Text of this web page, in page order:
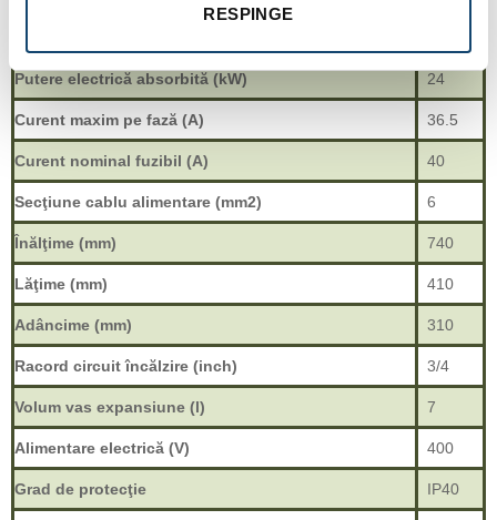
RESPINGE
Putere electrică absorbită (kW) 24
Curent maxim pe fază (A) 36.5
Curent nominal fuzibil (A) 40
Secţiune cablu alimentare (mm2) 6
Înălţime (mm) 740
Lăţime (mm) 410
Adâncime (mm) 310
Racord circuit încălzire (inch) 3/4
Volum vas expansiune (l) 7
Alimentare electrică (V) 400
Grad de protecţie IP40